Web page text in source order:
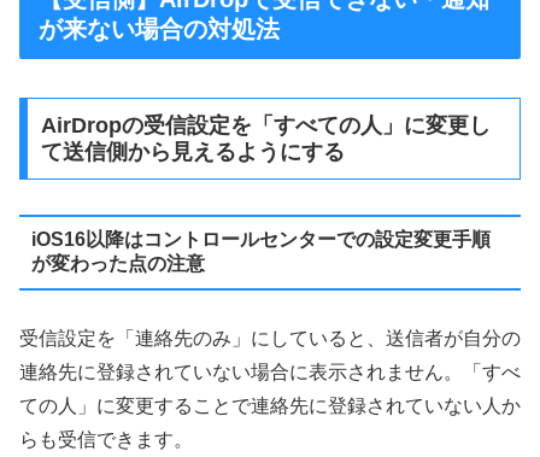
が来ない場合の対処法
AirDropの受信設定を「すべての人」に変更し
て送信側から見えるようにする
iOS16以降はコントロールセンターでの設定変更手順
が変わった点の注意
受信設定を「連絡先のみ」にしていると、送信者が自分の
連絡先に登録されていない場合に表示されません。「すべ
ての人」に変更することで連絡先に登録されていない人か
らも受信できます。